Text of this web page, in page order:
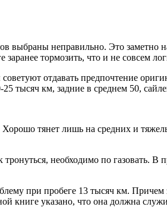
выбраны неправильно. Это заметно
тормозить, что и не совсем
отдавать предпочтение
тысяч км, задние в среднем 50,
Хорошо тянет лишь на средних и
тронуться, необходимо по газовать. В
при пробеге 13 тысяч км.
книге указано, что она должна